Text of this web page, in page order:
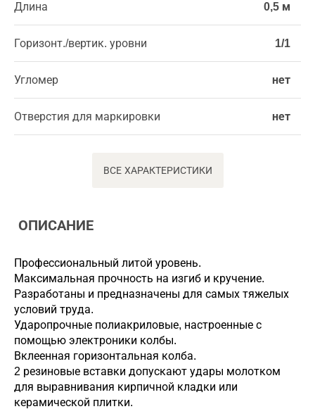
Длина 0,5 м
Горизонт./вертик. уровни 1/1
Угломер нет
Отверстия для маркировки нет
ВСЕ ХАРАКТЕРИСТИКИ
ОПИСАНИЕ
Профессиональный литой уровень.
Максимальная прочность на изгиб и кручение.
Разработаны и предназначены для самых тяжелых
условий труда.
Ударопрочные полиакриловые, настроенные с
помощью электроники колбы.
Вклеенная горизонтальная колба.
2 резиновые вставки допускают удары молотком
для выравнивания кирпичной кладки или
керамической плитки.